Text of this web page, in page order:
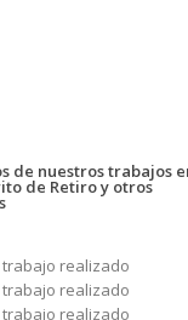
de nuestros trabajos
de Retiro y otros